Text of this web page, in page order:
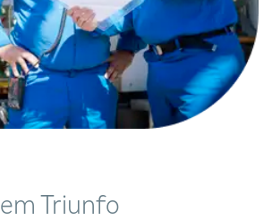
em Triunfo